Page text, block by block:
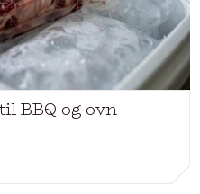
BBQ og ovn